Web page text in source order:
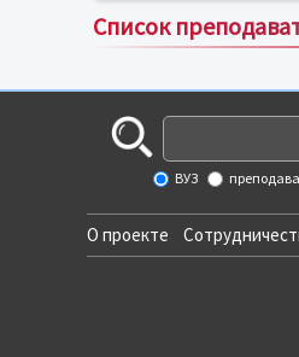
Список
ВУЗ
О проекте